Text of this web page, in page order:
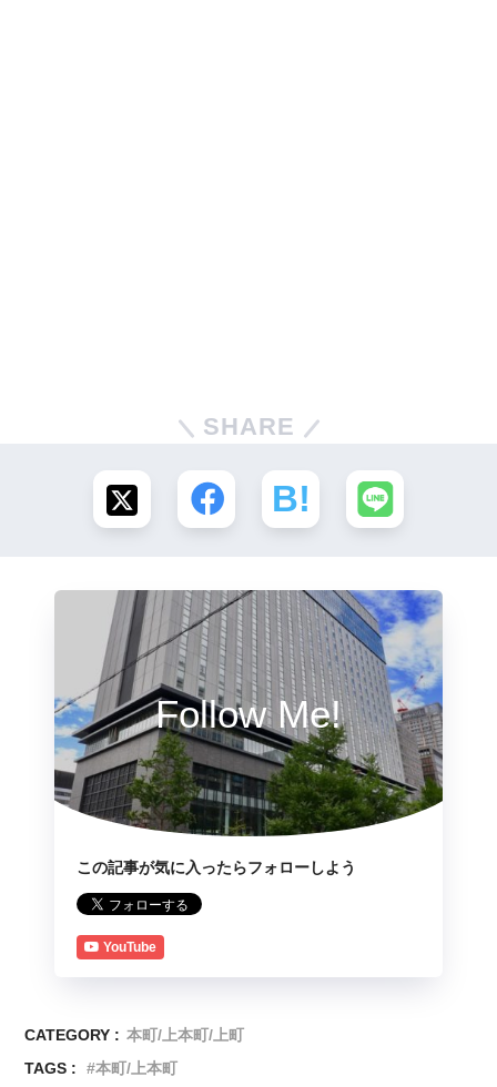
SHARE
Follow Me!
この記事が気に入ったらフォローしよう
YouTube
CATEGORY : 本町/上本町/上町
TAGS :
本町/上本町